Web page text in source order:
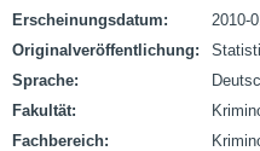
Erscheinungsdatum:
2010-
Originalveröffentlichung:
Sprache:
Fakultät:
Fachbereich: